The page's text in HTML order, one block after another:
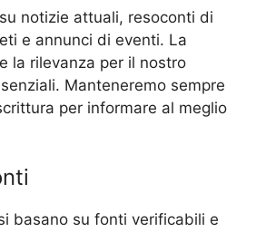
notizie attuali, resoconti di
e annunci di eventi. La
la rilevanza per il nostro
Manteneremo sempre
per informare al meglio
basano su fonti verificabili e